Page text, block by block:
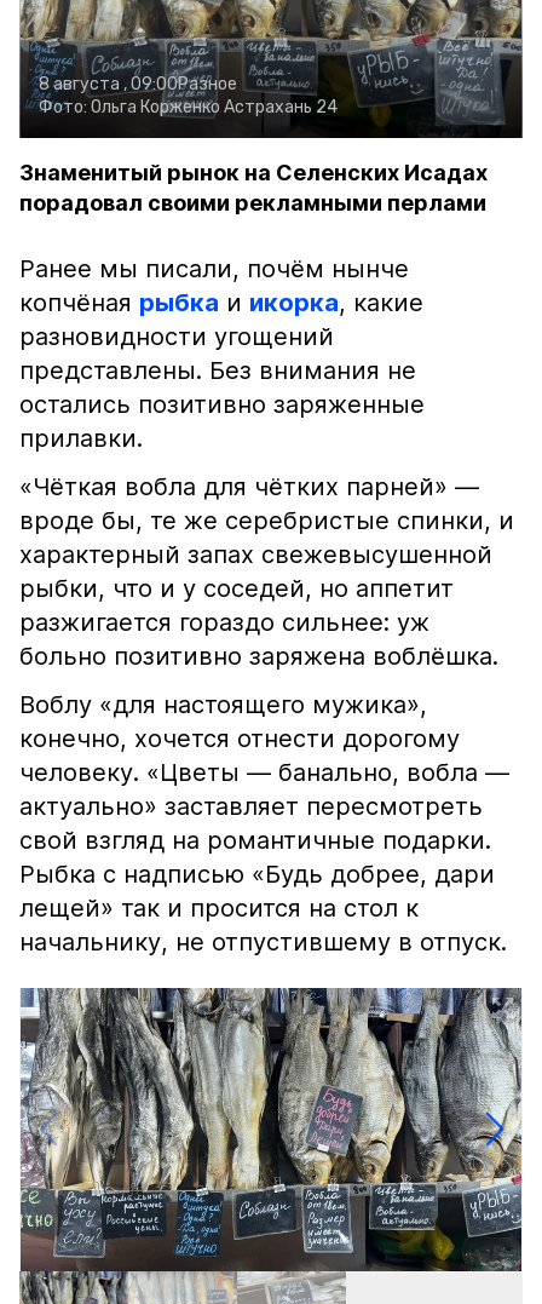
8 августа , 09:00Разное
Фото: Ольга Корженко Астрахань 24
Знаменитый рынок на Селенских Исадах
порадовал своими рекламными перлами
Ранее мы писали, почём нынче
копчёная рыбка и икорка, какие
разновидности угощений
представлены. Без внимания не
остались позитивно заряженные
прилавки.
«Чёткая вобла для чётких парней» —
вроде бы, те же серебристые спинки, и
характерный запах свежевысушенной
рыбки, что и у соседей, но аппетит
разжигается гораздо сильнее: уж
больно позитивно заряжена воблёшка.
Воблу «для настоящего мужика»,
конечно, хочется отнести дорогому
человеку. «Цветы — банально, вобла —
актуально» заставляет пересмотреть
свой взгляд на романтичные подарки.
Рыбка с надписью «Будь добрее, дари
лещей» так и просится на стол к
начальнику, не отпустившему в отпуск.